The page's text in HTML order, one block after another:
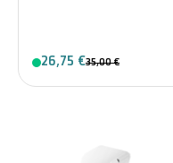
26,75 €35,00 €